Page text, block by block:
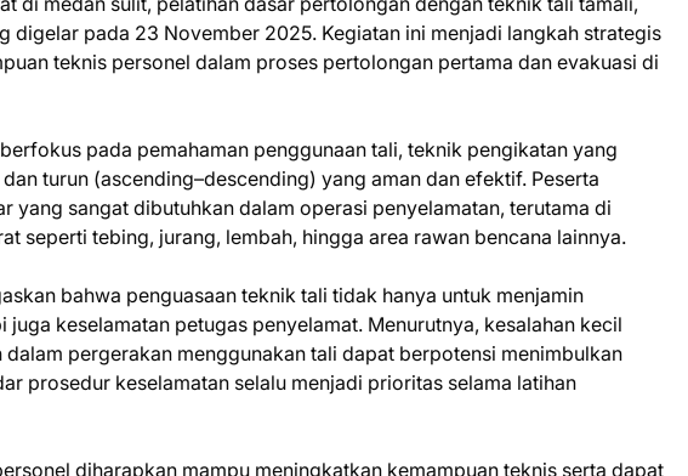
digelar pada 23 November 2025. Kegiatan ini menjadi langkah strategis
teknis personel dalam proses pertolongan pertama dan evakuasi di
pada pemahaman penggunaan tali, teknik pengikatan yang
turun (ascending–descending) yang aman dan efektif. Peserta
yang sangat dibutuhkan dalam operasi penyelamatan, terutama di
seperti tebing, jurang, lembah, hingga area rawan bencana lainnya.
bahwa penguasaan teknik tali tidak hanya untuk menjamin
juga keselamatan petugas penyelamat. Menurutnya, kesalahan kecil
pergerakan menggunakan tali dapat berpotensi menimbulkan
prosedur keselamatan selalu menjadi prioritas selama latihan
diharapkan mampu meningkatkan kemampuan teknis serta dapat